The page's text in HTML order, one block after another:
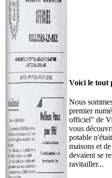
Voici le tout
Nous
premier
officiel" de
vous
potable
maisons et
devaient se
ravitailler...